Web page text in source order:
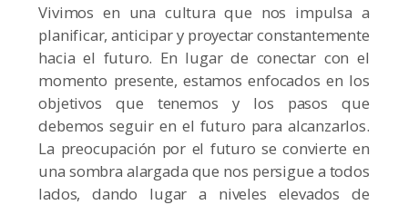
Vivimos en una cultura que nos impulsa a
planificar, anticipar y proyectar constantemente
hacia el futuro. En lugar de conectar con el
momento presente, estamos enfocados en los
objetivos que tenemos y los pasos que
debemos seguir en el futuro para alcanzarlos.
La preocupación por el futuro se convierte en
una sombra alargada que nos persigue a todos
lados, dando lugar a niveles elevados de